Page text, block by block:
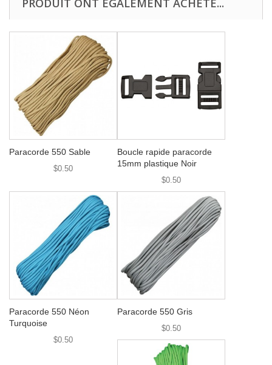
PRODUIT ONT ÉGALEMENT ACHETÉ...
Paracorde 550 Sable
$0.50
Boucle rapide paracorde
15mm plastique Noir
$0.50
Paracorde 550 Néon
Turquoise
$0.50
Paracorde 550 Gris
$0.50